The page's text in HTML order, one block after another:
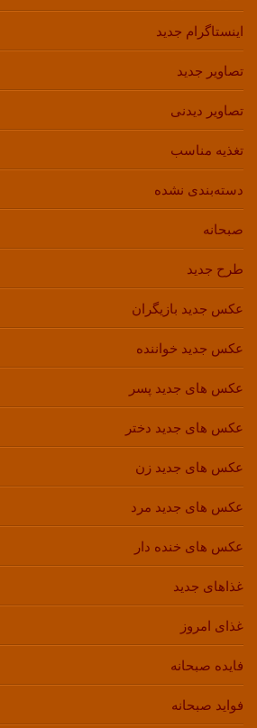
اینستاگرام جدید
تصاویر جدید
تصاویر دیدنی
تغذیه مناسب
دسته‌بندی نشده
صبحانه
طرح جدید
عکس جدید بازیگران
عکس جدید خواننده
عکس های جدید پسر
عکس های جدید دختر
عکس های جدید زن
عکس های جدید مرد
عکس های خنده دار
غذاهای جدید
غذای امروز
فایده صبحانه
فواید صبحانه